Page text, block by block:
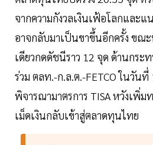
จากความกังวลเงินเฟ้อโลกและ
อาจกลับมาเป็นขาขึ้นอีกครั้ง ขณะ
เดียวกดดัชนีราว 12 จุด ด้านกระท
ร่วม ตลท.-ก.ล.ต.-FETCO ในวันที่
พิจารณามาตรการ TISA หวังเพิ่ม
เม็ดเงินกลับเข้าสู่ตลาดทุนไทย